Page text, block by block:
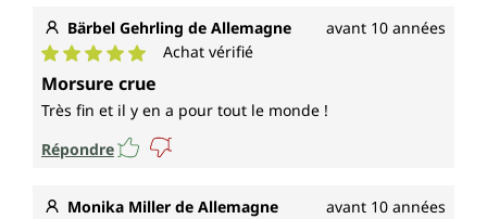
Bärbel Gehrling de Allemagne avant 10 années
Note moyenne de 5 sur 5 étoiles
Achat vérifié
Morsure crue
Très fin et il y en a pour tout le monde !
Répondre
Monika Miller de Allemagne avant 10 années